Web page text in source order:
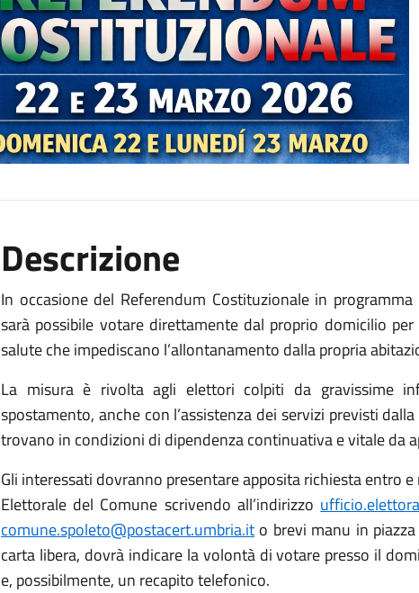
Descrizione
In occasione del Referendum Costituzionale in
sarà possibile votare direttamente dal proprio domicilio
salute che impediscano l’allontanamento dalla propria
La misura è rivolta agli elettori colpiti da gravissime
spostamento, anche con l’assistenza dei servizi previsti
trovano in condizioni di dipendenza continuativa e vitale da
Gli interessati dovranno presentare apposita richiesta entro
Elettorale del Comune scrivendo all’indirizzo
comune.spoleto@postacert.umbria.ito brevi manu in
carta libera, dovrà indicare la volontà di votare presso il
e, possibilmente, un recapito telefonico.